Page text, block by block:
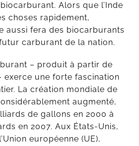
Alors que l’Inde
choses rapidement,
aussi fera des biocarburants
carburant de la nation.
– produit à partir de
exerce une forte fascination
La création mondiale de
augmenté,
de gallons en 2000 à
en 2007. Aux États-Unis,
européenne (UE),